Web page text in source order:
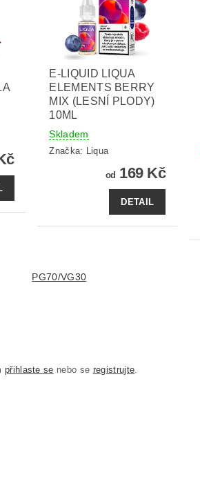
E-LIQUID LIQUA
ELEMENTS BERRY
MIX (LESNÍ PLODY)
10ML
Skladem
Značka: Liqua
od 169 Kč
DETAIL
PG70/VG30
přihlaste se nebo se registrujte